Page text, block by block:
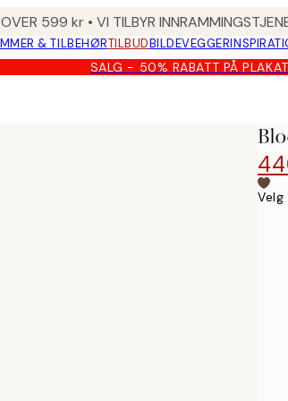
599 kr • VI TILBYR
& TILBEHØRTILBUDBILDEVEGGER
SALG - 50% RABATT PÅ